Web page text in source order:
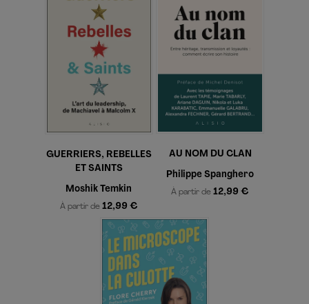
GUERRIERS, REBELLES
ET SAINTS
Moshik Temkin
À partir de 12,99 €
AU NOM DU CLAN
Philippe Spanghero
À partir de12,99 €